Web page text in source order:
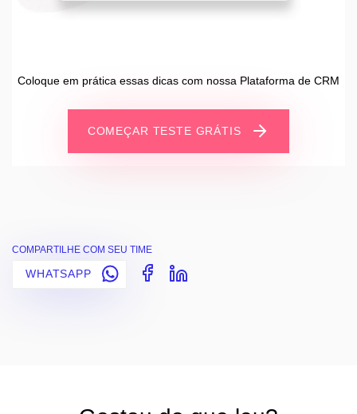
Coloque em prática essas dicas com nossa Plataforma de CRM
COMEÇAR TESTE GRÁTIS
COMPARTILHE COM SEU TIME
WHATSAPP